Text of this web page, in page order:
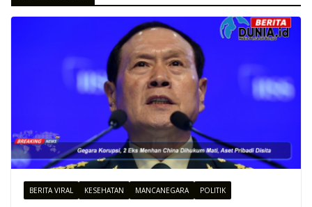
BERITA VIRAL KESEHATAN MANCANEGARA POLITIK